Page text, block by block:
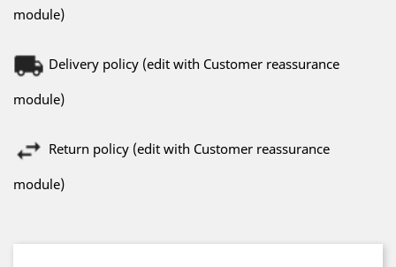
module)
Delivery policy (edit with Customer reassurance
module)
Return policy (edit with Customer reassurance
module)